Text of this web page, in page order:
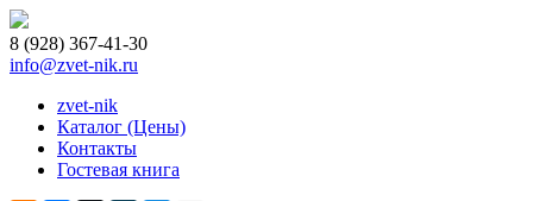
8 (928) 367-41-30
info@zvet-nik.ru
zvet-nik
Каталог (Цены)
Контакты
Гостевая книга